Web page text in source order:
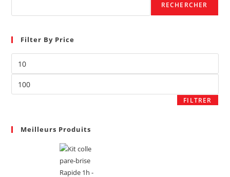
RECHERCHER
Filter By Price
FILTRER
Meilleurs Produits